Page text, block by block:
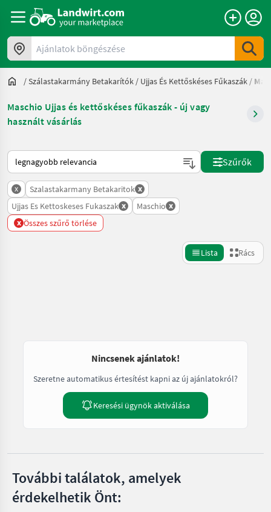
Ajánlatok böngészése
/Szálastakarmány Betakarítók / Ujjas És Kettőskéses Fűkaszák /
Maschio Ujjas és kettőskéses fűkaszák - új vagy
használt vásárlás
Így van sorba rendezve a Landwirt.com-on
Szűrők
x Szalastakarmany Betakaritok x
Ujjas Es Kettoskeses Fukaszak x Maschio x
x Összes szűrő törlése
Lista Rács
Nincsenek ajánlatok!
Szeretne automatikus értesítést kapni az új ajánlatokról?
Keresési ügynök aktiválása
További találatok, amelyek
érdekelhetik Önt: